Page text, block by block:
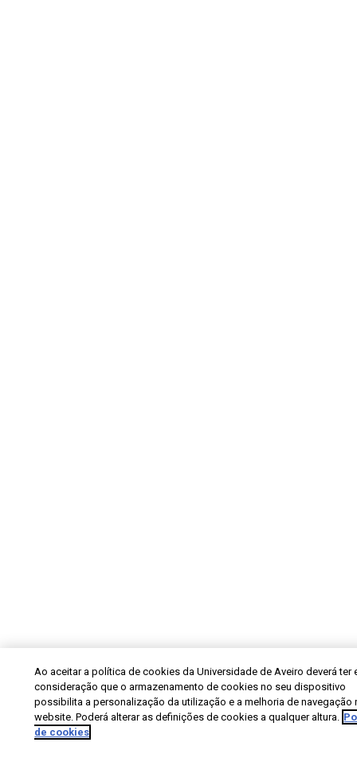
Ao aceitar a política de cookies da Universidade de Aveiro deverá ter
consideração que o armazenamento de cookies no seu dispositivo
possibilita a personalização da utilização e a melhoria de navegação
website. Poderá alterar as definições de cookies a qualquer altura.
de cookies